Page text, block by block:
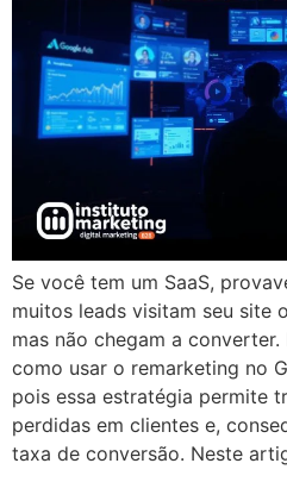
Se você tem um SaaS,
muitos leads visitam seu site
mas não chegam a
como usar o remarketing no
pois essa estratégia permite
perdidas em clientes e,
taxa de conversão. Neste